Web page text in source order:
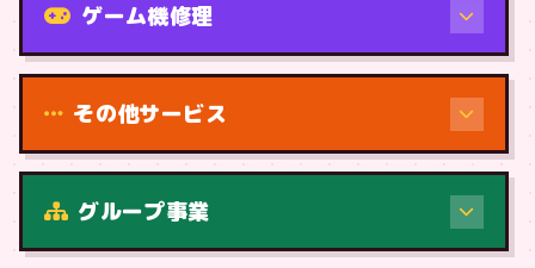
ゲーム機修理
その他サービス
グループ事業